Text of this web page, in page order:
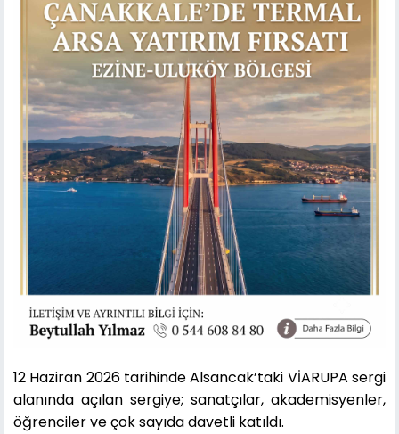
12 Haziran 2026 tarihinde Alsancak’taki VİARUPA sergi
alanında açılan sergiye; sanatçılar, akademisyenler,
öğrenciler ve çok sayıda davetli katıldı.